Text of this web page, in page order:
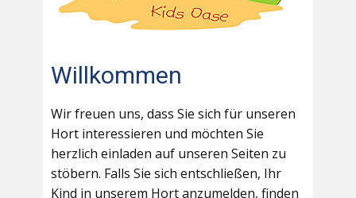
Willkommen
Wir freuen uns, dass Sie sich für unseren
Hort interessieren und möchten Sie
herzlich einladen auf unseren Seiten zu
stöbern. Falls Sie sich entschließen, Ihr
Kind in unserem Hort anzumelden, finden